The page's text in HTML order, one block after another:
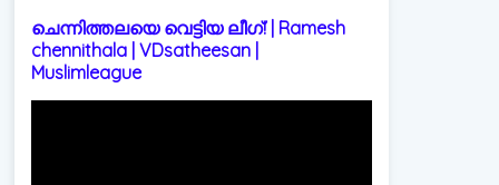
ചെന്നിത്തലയെ വെട്ടിയ ലീഗ്! | Ramesh
chennithala | VDsatheesan |
Muslimleague